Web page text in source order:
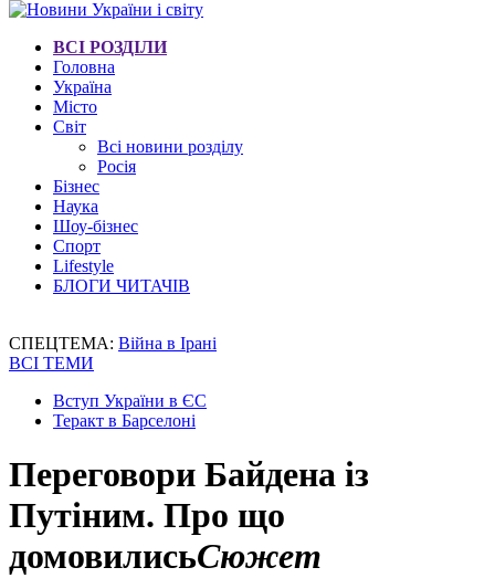
ВСІ РОЗДІЛИ
Головна
Україна
Місто
Світ
Всі новини розділу
Росія
Бізнес
Наука
Шоу-бізнес
Спорт
Lifestyle
БЛОГИ ЧИТАЧІВ
СПЕЦТЕМА: Війна в Ірані
ВСІ ТЕМИ
Вступ України в ЄС
Теракт в Барселоні
Переговори Байдена із
Путіним. Про що
домовилисьСюжет